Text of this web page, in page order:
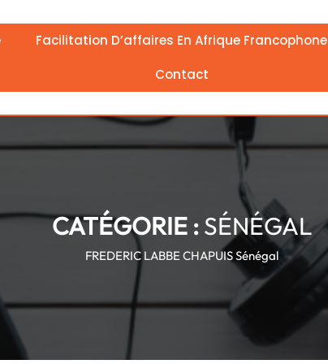
Facilitation D’affaires En Afrique Francophone
Contact
CATÉGORIE :SÉNÉGAL
FREDERIC LABBE CHAPUISSénégal